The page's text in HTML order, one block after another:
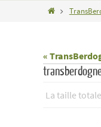
Home
«
La taille